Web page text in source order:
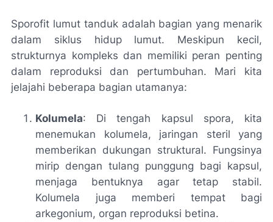
Sporofit lumut tanduk adalah bagian yang menarik
dalam siklus hidup lumut. Meskipun kecil,
strukturnya kompleks dan memiliki peran penting
dalam reproduksi dan pertumbuhan. Mari kita
jelajahi beberapa bagian utamanya:
Kolumela: Di tengah kapsul spora, kita
menemukan kolumela, jaringan steril yang
memberikan dukungan struktural. Fungsinya
mirip dengan tulang punggung bagi kapsul,
menjaga bentuknya agar tetap stabil.
Kolumela juga memberi tempat bagi
arkegonium, organ reproduksi betina.